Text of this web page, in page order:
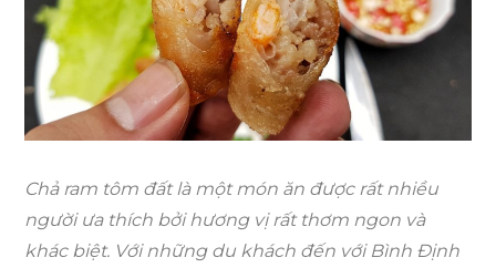
được
nhiều
yêu
Chả ram tôm đấtlà một món ăn được rất nhiều
người ưa thích bởi hương vị rất thơm ngon và
khác biệt. Với những du khách đến với Bình Định